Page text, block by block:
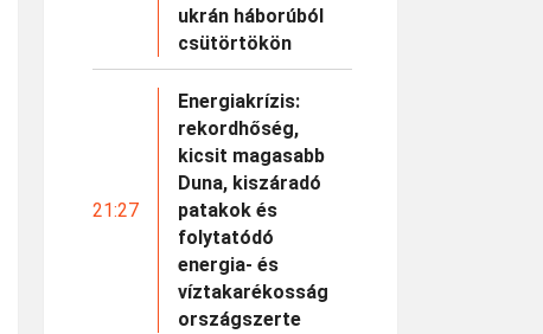
ukrán háborúból
csütörtökön
21:27
Energiakrízis:
rekordhőség,
kicsit magasabb
Duna, kiszáradó
patakok és
folytatódó
energia- és
víztakarékosság
országszerte